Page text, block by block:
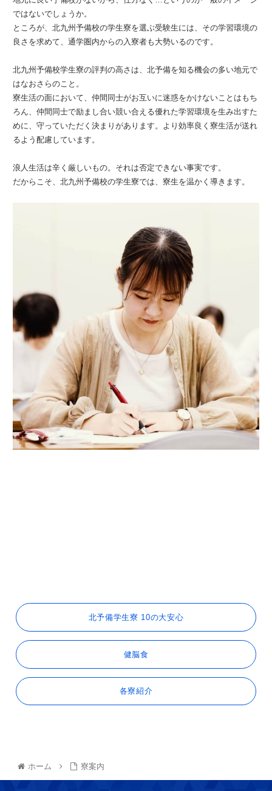
ではないでしょうか。
ところが、北九州予備校の学生寮を選ぶ受験生には、その学習環境の
良さを求めて、通学圏内からの入寮者も大勢いるのです。
北九州予備校学生寮の評判の高さは、北予備を知る機会の多い地元で
はなおさらのこと。
寮生活の面において、仲間同士がお互いに迷惑をかけないことはもち
ろん、仲間同士で励まし合い競い合える優れた学習環境を生み出すた
めに、守っていただく決まりがあります。より効率良く寮生活が送れ
るよう配慮しています。
浪人生活は辛く厳しいもの。それは否定できない事実です。
だからこそ、北九州予備校の学生寮では、寮生を温かく導きます。
北予備学生寮 10の大安心
健脳食
各寮紹介
ホーム 寮案内